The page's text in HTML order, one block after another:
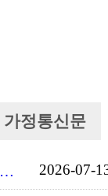
가정통신문
2026-07-